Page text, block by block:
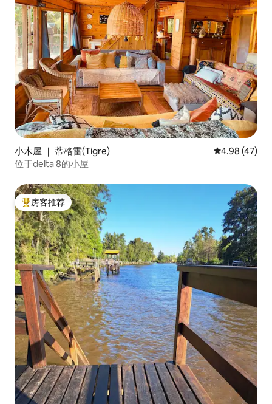
小木屋 ｜ 蒂格雷(Tigre) 平均评分
4.98 (47)
位于delta 8的小屋
热门「房客推荐」
房客推荐